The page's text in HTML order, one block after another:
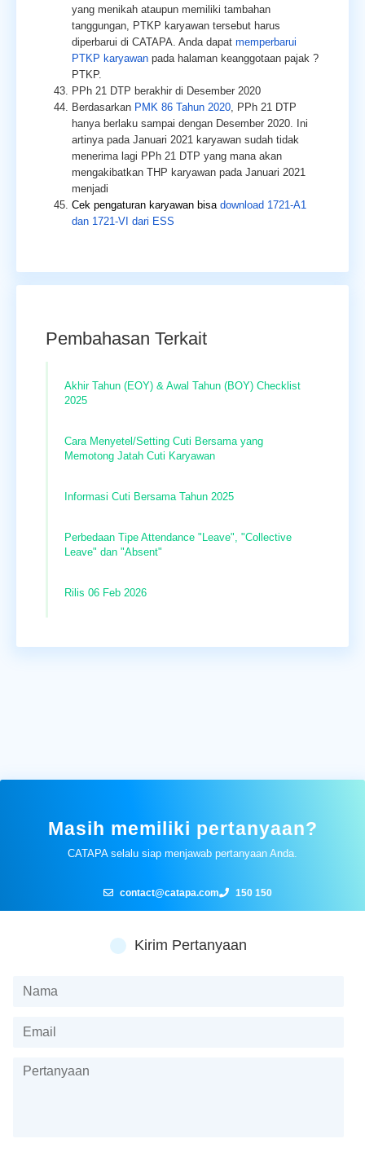
yang menikah ataupun memiliki tambahan
tanggungan, PTKP karyawan tersebut harus
diperbarui di CATAPA. Anda dapat memperbarui
PTKP karyawan pada halaman keanggotaan pajak ?
PTKP.
PPh 21 DTP berakhir di Desember 2020
Berdasarkan PMK 86 Tahun 2020, PPh 21 DTP
hanya berlaku sampai dengan Desember 2020. Ini
artinya pada Januari 2021 karyawan sudah tidak
menerima lagi PPh 21 DTP yang mana akan
mengakibatkan THP karyawan pada Januari 2021
menjadi
Cek pengaturan karyawan bisa download 1721-A1
dan 1721-VI dari ESS
Pembahasan Terkait
Akhir Tahun (EOY) & Awal Tahun (BOY) Checklist
2025
Cara Menyetel/Setting Cuti Bersama yang
Memotong Jatah Cuti Karyawan
Informasi Cuti Bersama Tahun 2025
Perbedaan Tipe Attendance "Leave", "Collective
Leave" dan "Absent"
Rilis 06 Feb 2026
Masih memiliki pertanyaan?
CATAPA selalu siap menjawab pertanyaan Anda.
contact@catapa.com 150 150
Kirim Pertanyaan